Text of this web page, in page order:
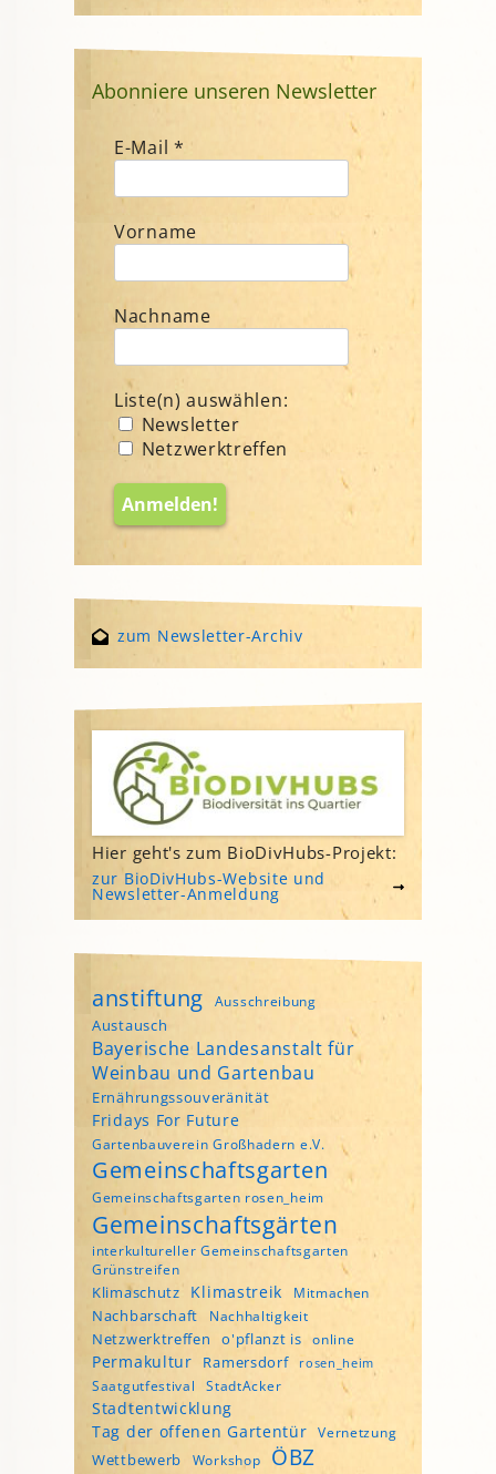
Abonniere unseren Newsletter
E-Mail *
Vorname
Nachname
Liste(n) auswählen:
Newsletter
Netzwerktreffen
zum Newsletter-Archiv
Hier geht's zum BioDivHubs-Projekt:
zur BioDivHubs-Website und
Newsletter-Anmeldung
anstiftung Ausschreibung
Austausch
Bayerische Landesanstalt für
Weinbau und Gartenbau
Ernährungssouveränität
Fridays For Future
Gartenbauverein Großhadern e.V.
Gemeinschaftsgarten
Gemeinschaftsgarten rosen_heim
Gemeinschaftsgärten
interkultureller Gemeinschaftsgarten
Grünstreifen
Klimaschutz Klimastreik Mitmachen
Nachbarschaft Nachhaltigkeit
Netzwerktreffen o'pflanzt is online
Permakultur Ramersdorf rosen_heim
Saatgutfestival StadtAcker
Stadtentwicklung
Tag der offenen Gartentür
Vernetzung
Wettbewerb Workshop ÖBZ